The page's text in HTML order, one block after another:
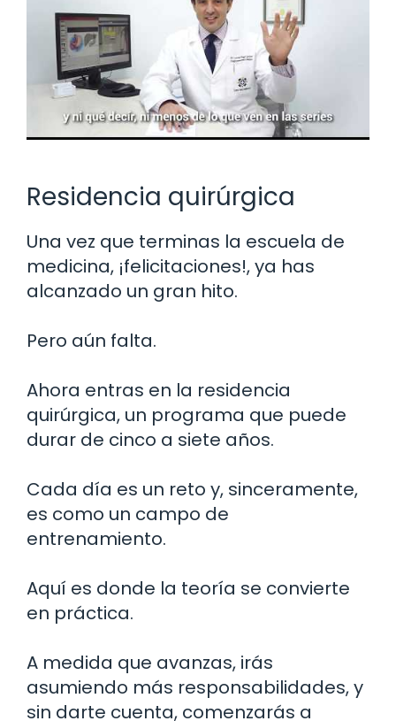
Residencia quirúrgica
Una vez que terminas la escuela de
medicina, ¡felicitaciones!, ya has
alcanzado un gran hito.
Pero aún falta.
Ahora entras en la residencia
quirúrgica, un programa que puede
durar de cinco a siete años.
Cada día es un reto y, sinceramente,
es como un campo de
entrenamiento.
Aquí es donde la teoría se convierte
en práctica.
A medida que avanzas, irás
asumiendo más responsabilidades, y
sin darte cuenta, comenzarás a